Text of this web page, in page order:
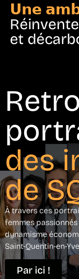
𝗨𝗻𝗲
et
des
de
À travers ces
femmes
dynamisme
Saint-Quentin-en-
Par ici !